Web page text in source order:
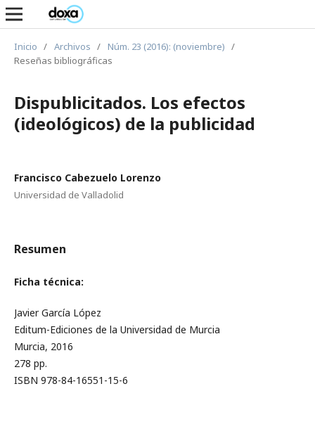
Inicio / Archivos / Núm. 23 (2016): (noviembre) /
Reseñas bibliográficas
Dispublicitados. Los efectos
(ideológicos) de la publicidad
Francisco Cabezuelo Lorenzo
Universidad de Valladolid
Resumen
Ficha técnica:
Javier García López
Editum-Ediciones de la Universidad de Murcia
Murcia, 2016
278 pp.
ISBN 978-84-16551-15-6